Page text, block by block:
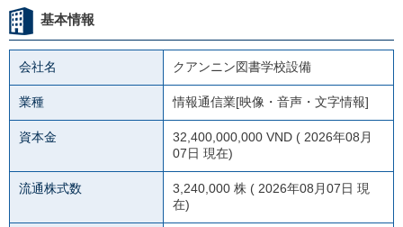
基本情報
会社名 クアンニン図書学校設備
業種 情報通信業[映像・音声・文字情報]
資本金
32,400,000,000 VND ( 2026年08月
07日 現在)
流通株式数
3,240,000 株 ( 2026年08月07日 現
在)